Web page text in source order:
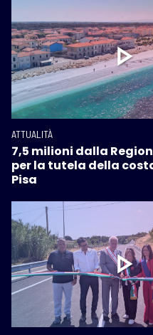
ATTUALITÀ
7,5 milioni dalla
per la tutela della
Pisa